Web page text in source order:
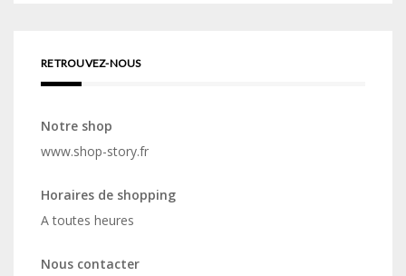
RETROUVEZ-NOUS
Notre shop
www.shop-story.fr
Horaires de shopping
A toutes heures
Nous contacter